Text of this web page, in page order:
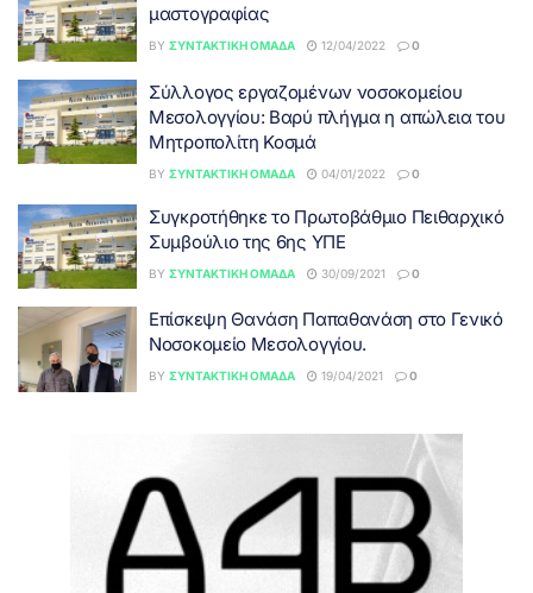
μαστογραφίας
BY ΣΥΝΤΑΚΤΙΚΉ ΟΜΆΔΑ 12/04/2022 0
Σύλλογος εργαζομένων νοσοκομείου
Μεσολογγίου: Βαρύ πλήγμα η απώλεια του
Μητροπολίτη Κοσμά
BY ΣΥΝΤΑΚΤΙΚΉ ΟΜΆΔΑ 04/01/2022 0
Συγκροτήθηκε το Πρωτοβάθμιο Πειθαρχικό
Συμβούλιο της 6ης ΥΠΕ
BY ΣΥΝΤΑΚΤΙΚΉ ΟΜΆΔΑ 30/09/2021 0
Επίσκεψη Θανάση Παπαθανάση στο Γενικό
Νοσοκομείο Μεσολογγίου.
BY ΣΥΝΤΑΚΤΙΚΉ ΟΜΆΔΑ 19/04/2021 0